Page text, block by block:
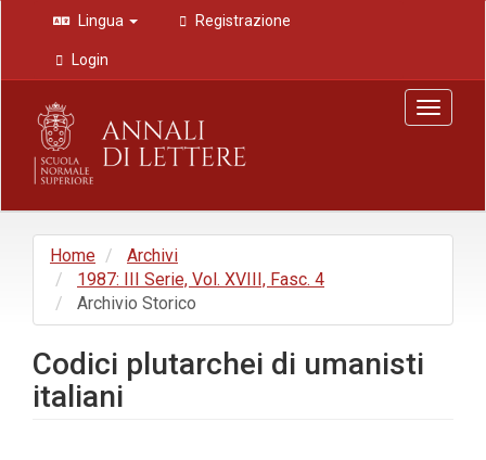
Navigazione
principale
Contenuto
principale
Barra
laterale
Lingua Registrazione
Login
Toggle
Home
Archivi
1987: III Serie, Vol. XVIII, Fasc. 4
Archivio Storico
Codici plutarchei di umanisti
italiani